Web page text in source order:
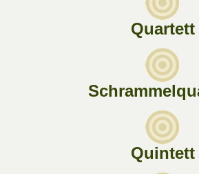
Quartett
Quintett